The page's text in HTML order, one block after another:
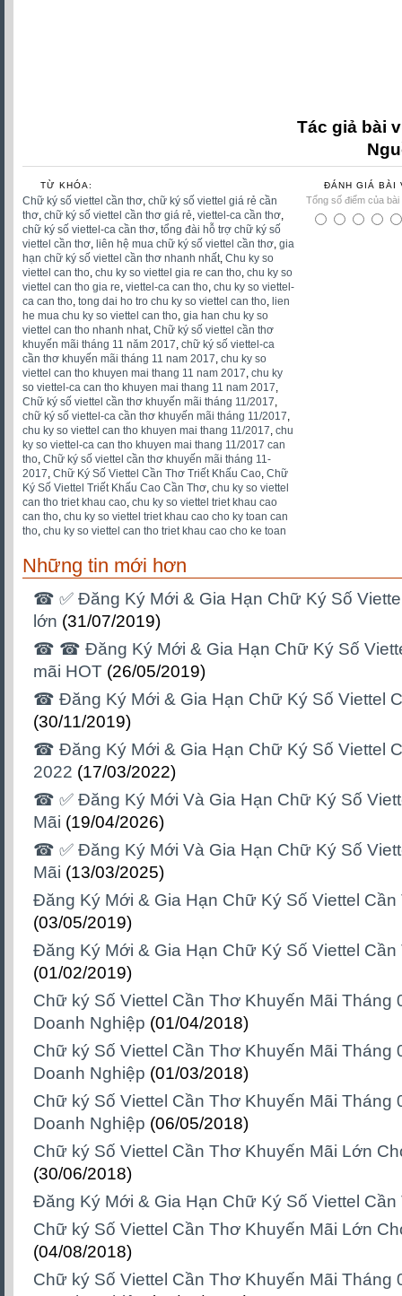
Tác giả bài
TỪ KHÓA:
Chữ ký số viettel cần thơ chữ ký số viettel giá rẻ cần
thơ chữ ký số viettel cần thơ giá rẻ viettel-ca cần thơ
chữ ký số viettel-ca cần thơ tổng đài hỗ trợ chữ ký số
viettel cần thơ liên hệ mua chữ ký số viettel cần thơ gia
hạn chữ ký số viettel cần thơ nhanh nhất Chu ky so
viettel can tho chu ky so viettel gia re can tho chu ky so
viettel can tho gia re viettel-ca can tho chu ky so viettel-
ca can tho tong dai ho tro chu ky so viettel can tho lien
he mua chu ky so viettel can tho gia han chu ky so
viettel can tho nhanh nhat Chữ ký số viettel cần thơ
khuyến mãi tháng 11 năm 2017 chữ ký số viettel-ca
cần thơ khuyến mãi tháng 11 nam 2017 chu ky so
viettel can tho khuyen mai thang 11 nam 2017 chu ky
so viettel-ca can tho khuyen mai thang 11 nam 2017
Chữ ký số viettel cần thơ khuyến mãi tháng 11/2017
chữ ký số viettel-ca cần thơ khuyến mãi tháng 11/2017
chu ky so viettel can tho khuyen mai thang 11/2017 chu
ky so viettel-ca can tho khuyen mai thang 11/2017 can
tho Chữ ký số viettel cần thơ khuyến mãi tháng 11-
2017 Chữ Ký Số Viettel Cần Thơ Triết Khấu Cao Chữ
Ký Số Viettel Triết Khấu Cao Cần Thơ chu ky so viettel
can tho triet khau cao chu ky so viettel triet khau cao
can tho chu ky so viettel triet khau cao cho ky toan can
tho chu ky so viettel can tho triet khau cao cho ke toan
ĐÁNH GIÁ BÀI
Tổng số điểm của
Những tin mới hơn
☎ ✅‎ Đăng Ký Mới & Gia Hạn Chữ Ký Số
lớn (31/07/2019)
☎ ☎ Đăng Ký Mới & Gia Hạn Chữ Ký Số
mãi HOT (26/05/2019)
☎ Đăng Ký Mới & Gia Hạn Chữ Ký Số Viettel
(30/11/2019)
☎ Đăng Ký Mới & Gia Hạn Chữ Ký Số Viettel
2022 (17/03/2022)
☎ ✅‎ Đăng Ký Mới Và Gia Hạn Chữ Ký Số
Mãi (19/04/2026)
☎ ✅‎ Đăng Ký Mới Và Gia Hạn Chữ Ký Số
Mãi (13/03/2025)
Đăng Ký Mới & Gia Hạn Chữ Ký Số Viettel
(03/05/2019)
Đăng Ký Mới & Gia Hạn Chữ Ký Số Viettel
(01/02/2019)
Chữ ký Số Viettel Cần Thơ Khuyến Mãi Tháng
Doanh Nghiệp (01/04/2018)
Chữ ký Số Viettel Cần Thơ Khuyến Mãi Tháng
Doanh Nghiệp (01/03/2018)
Chữ ký Số Viettel Cần Thơ Khuyến Mãi Tháng
Doanh Nghiệp (06/05/2018)
Chữ ký Số Viettel Cần Thơ Khuyến Mãi Lớn
(30/06/2018)
Đăng Ký Mới & Gia Hạn Chữ Ký Số Viettel Cần
Chữ ký Số Viettel Cần Thơ Khuyến Mãi Lớn
(04/08/2018)
Chữ ký Số Viettel Cần Thơ Khuyến Mãi Tháng